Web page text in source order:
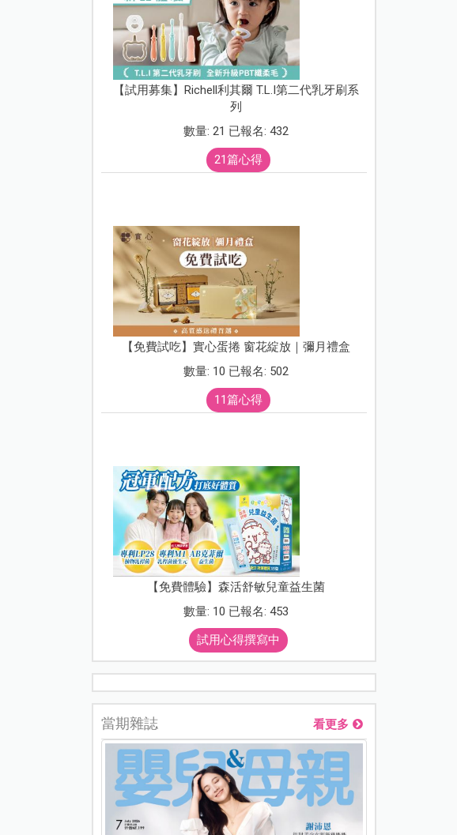
【試用募集】Richell利其爾 T.L.I第二代乳牙刷系
列
數量: 21 已報名: 432
21篇心得
【免費試吃】實心蛋捲 窗花綻放｜彌月禮盒
數量: 10 已報名: 502
11篇心得
【免費體驗】森活舒敏兒童益生菌
數量: 10 已報名: 453
試用心得撰寫中
當期雜誌 看更多